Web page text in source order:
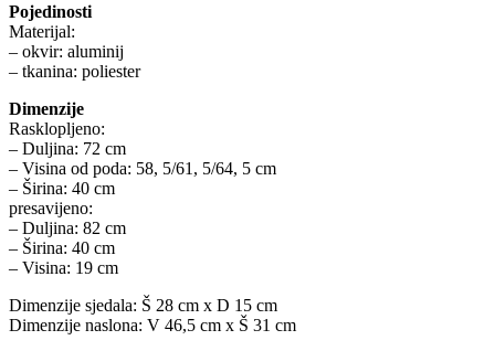
Pojedinosti
Materijal:
– okvir: aluminij
– tkanina: poliester
Dimenzije
Rasklopljeno:
– Duljina: 72 cm
– Visina od poda: 58, 5/61, 5/64, 5 cm
– Širina: 40 cm
presavijeno:
– Duljina: 82 cm
– Širina: 40 cm
– Visina: 19 cm
Dimenzije sjedala: Š 28 cm x D 15 cm
Dimenzije naslona: V 46,5 cm x Š 31 cm